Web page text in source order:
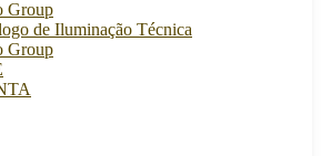
Group
de Iluminação Técnica
Group